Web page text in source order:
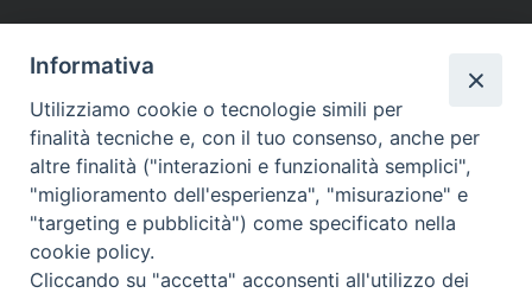
DIOCESI SUBURBICARIA DI ALBANO
Contatti:Tel.: 06.93268401 - Fax.: 06.9323844
E-mail:curia@diocesidialbano.it
Orari: dal Lunedì al Venerdì Ore: 9:00 - 13:00
Informativa
Utilizziamo cookie o tecnologie simili per
finalità tecniche e, con il tuo consenso, anche per
altre finalità ("interazioni e funzionalità semplici",
"miglioramento dell'esperienza", "misurazione" e
"targeting e pubblicità") come specificato nella
cookie policy.
Cliccando su "accetta" acconsenti all'utilizzo dei